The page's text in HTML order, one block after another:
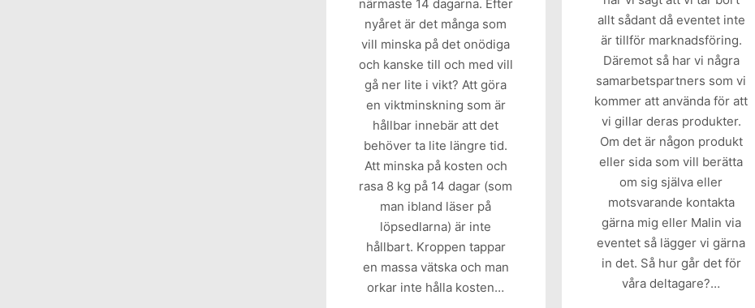
närmaste 14 dagarna. Efter
nyåret är det många som
vill minska på det onödiga
och kanske till och med vill
gå ner lite i vikt? Att göra
en viktminskning som är
hållbar innebär att det
behöver ta lite längre tid.
Att minska på kosten och
rasa 8 kg på 14 dagar (som
man ibland läser på
löpsedlarna) är inte
hållbart. Kroppen tappar
en massa vätska och man
orkar inte hålla kosten…
allt sådant då eventet inte
är tillför marknadsföring.
Däremot så har vi några
samarbetspartners som vi
kommer att använda för att
vi gillar deras produkter.
Om det är någon produkt
eller sida som vill berätta
om sig själva eller
motsvarande kontakta
gärna mig eller Malin via
eventet så lägger vi gärna
in det. Så hur går det för
våra deltagare?…